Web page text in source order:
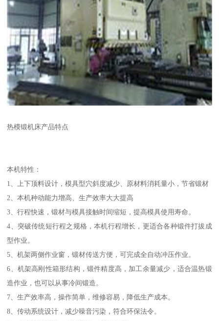
热模锻机床产品特点
本机特性：
1、上下顶料设计，模具型穴斜度减少、原材料消耗量小，节省锻材
2、本机种动能力增高、生产效率大大提高
3、行程快速，锻材与模具接触时间缩短，提高模具使用寿命。
4、突破传统短行程之规格，本机行程增长，更适合各种锻件打拔成
型作业。
5、机架两侧作业窗，锻材传送方便，可完成全自动冲压作业。
6、机架高刚性箱形结构，锻件精度高，加工余量减少，适合温热锻
造作业，也可以从事冷间锻造。
7、生产效率高，操作简单，维修容易，降低生产成本。
8、传动系统设计，减少噪音污染，符合环保法令。